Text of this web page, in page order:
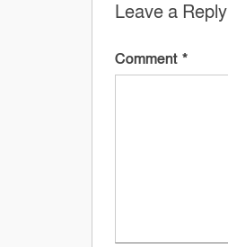
Leave a Reply
Comment *